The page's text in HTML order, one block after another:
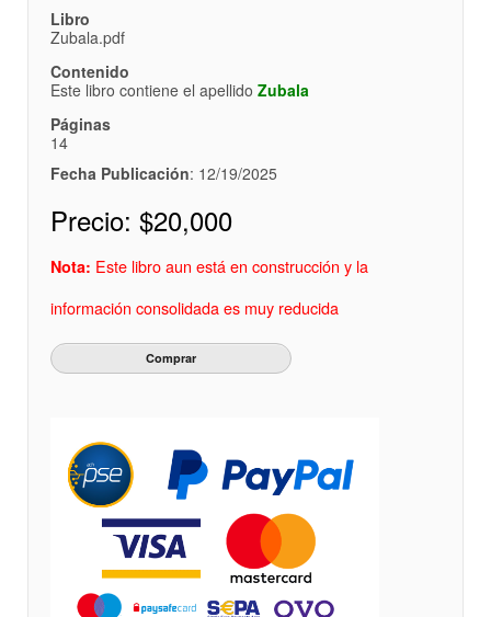
Libro
Zubala.pdf
Contenido
Este libro contiene el apellido Zubala
Páginas
14
Fecha Publicación: 12/19/2025
Precio: $20,000
Nota: Este libro aun está en construcción y la
información consolidada es muy reducida